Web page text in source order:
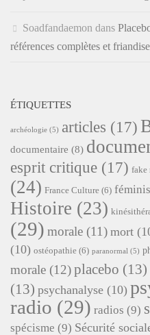
Soadfandaemon dans
références complètes et
ÉTIQUETTES
archéologie (5) articles (17)
documentaire (8)
esprit critique (17) fake
(24) France Culture (6)
Histoire (23)
(29) morale (11) mort
(10) ostéopathie (6) paranormal (5)
morale (12)placebo (13)
(13) psychanalyse (10)
radio (29) radios (9)
spécisme (9) Sécurité